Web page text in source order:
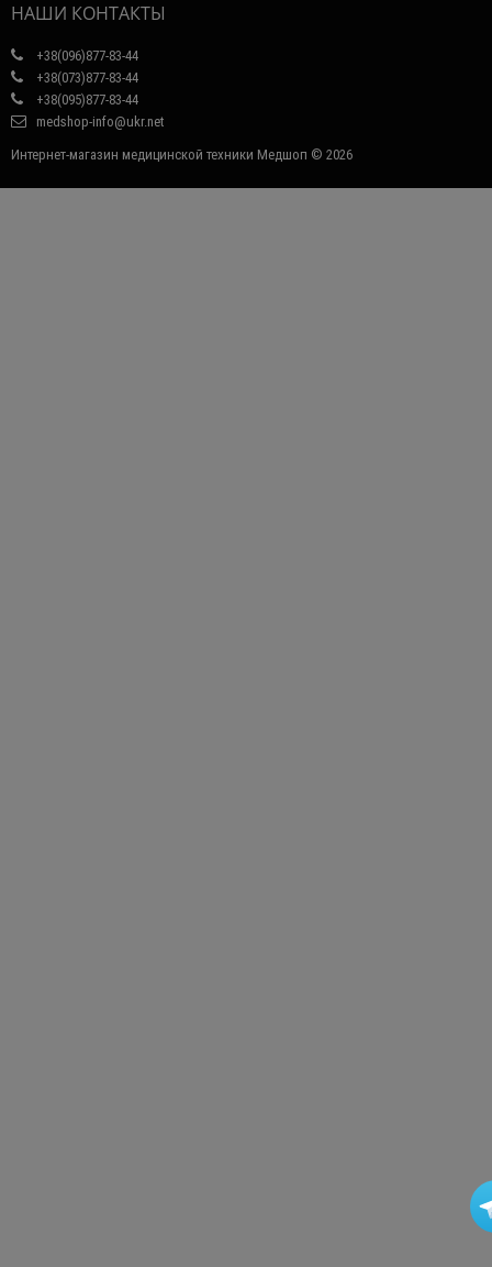
НАШИ КОНТАКТЫ
+38(096)877-83-44
+38(073)877-83-44
+38(095)877-83-44
medshop-info@ukr.net
Интернет-магазин медицинской техники Медшоп © 2026